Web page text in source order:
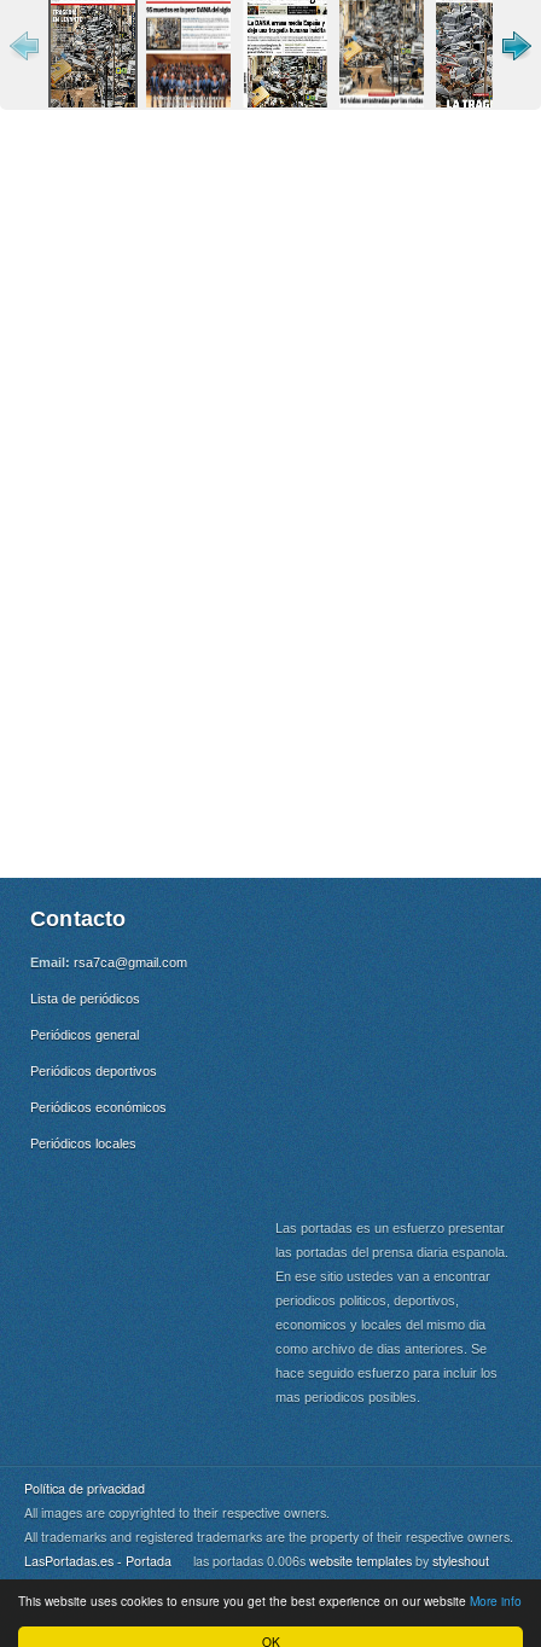
OK
This website uses cookies to ensure you get the best experience on our website More info
Contacto
Email: rsa7ca@gmail.com
Lista de periódicos
Periódicos general
Periódicos deportivos
Periódicos económicos
Periódicos locales
Las portadas es un esfuerzo presentar
las portadas del prensa diaria espanola.
En ese sitio ustedes van a encontrar
periodicos politicos, deportivos,
economicos y locales del mismo dia
como archivo de dias anteriores. Se
hace seguido esfuerzo para incluir los
mas periodicos posibles.
Política de privacidad
All images are copyrighted to their respective owners.
All trademarks and registered trademarks are the property of their respective owners.
LasPortadas.es - Portada las portadas 0.006s website templates by styleshout